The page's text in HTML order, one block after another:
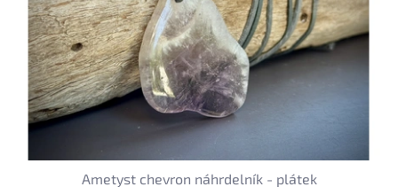
Ametyst chevron náhrdelník - plátek